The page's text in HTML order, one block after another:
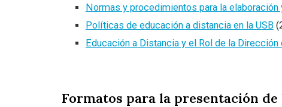
Normas y procedimientos para la
Políticas de educación a distancia en la USB
Educación a Distancia y el Rol de la
Formatos para la presentación